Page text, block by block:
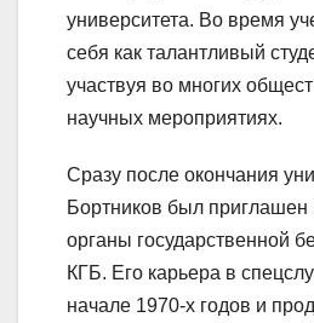
университета. Во время
себя как талантливый
участвуя во многих
научных мероприятиях.
Сразу после окончания
Бортников был приглашен
органы государственной
КГБ. Его карьера в
начале 1970-х годов и